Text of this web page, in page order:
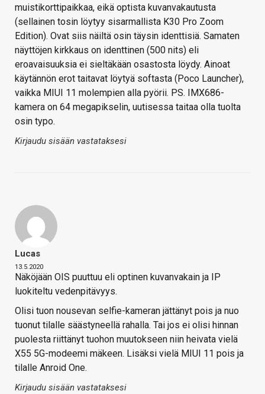
muistikorttipaikkaa, eikä optista kuvanvakautusta
(sellainen tosin löytyy sisarmallista K30 Pro Zoom
Edition). Ovat siis näiltä osin täysin identtisiä. Samaten
näyttöjen kirkkaus on identtinen (500 nits) eli
eroavaisuuksia ei sieltäkään osastosta löydy. Ainoat
käytännön erot taitavat löytyä softasta (Poco Launcher),
vaikka MIUI 11 molempien alla pyörii. PS. IMX686-
kamera on 64 megapikselin, uutisessa taitaa olla tuolta
osin typo.
Kirjaudu sisään vastataksesi
Lucas
13.5.2020
Näköjään OIS puuttuu eli optinen kuvanvakain ja IP
luokiteltu vedenpitävyys.
Olisi tuon nousevan selfie-kameran jättänyt pois ja nuo
tuonut tilalle säästyneellä rahalla. Tai jos ei olisi hinnan
puolesta riittänyt tuohon muutokseen niin heivata vielä
X55 5G-modeemi mäkeen. Lisäksi vielä MIUI 11 pois ja
tilalle Anroid One.
Kirjaudu sisään vastataksesi